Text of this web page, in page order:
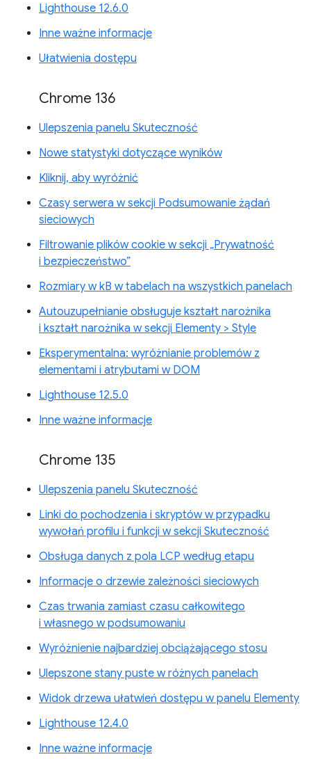
Lighthouse 12.6.0
Inne ważne informacje
Ułatwienia dostępu
Chrome 136
Ulepszenia panelu Skuteczność
Nowe statystyki dotyczące wyników
Kliknij, aby wyróżnić
Czasy serwera w sekcji Podsumowanie żądań
sieciowych
Filtrowanie plików cookie w sekcji „Prywatność
i bezpieczeństwo”
Rozmiary w kB w tabelach na wszystkich panelach
Autouzupełnianie obsługuje kształt narożnika
i kształt narożnika w sekcji Elementy > Style
Eksperymentalna: wyróżnianie problemów z
elementami i atrybutami w DOM
Lighthouse 12.5.0
Inne ważne informacje
Chrome 135
Ulepszenia panelu Skuteczność
Linki do pochodzenia i skryptów w przypadku
wywołań profilu i funkcji w sekcji Skuteczność
Obsługa danych z pola LCP według etapu
Informacje o drzewie zależności sieciowych
Czas trwania zamiast czasu całkowitego
i własnego w podsumowaniu
Wyróżnienie najbardziej obciążającego stosu
Ulepszone stany puste w różnych panelach
Widok drzewa ułatwień dostępu w panelu Elementy
Lighthouse 12.4.0
Inne ważne informacje